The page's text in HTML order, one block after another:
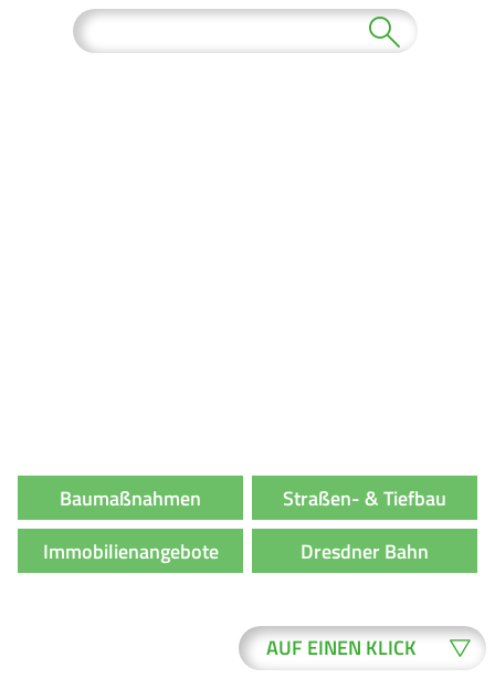
Baumaßnahmen
Straßen- & Tiefbau
Immobilienangebote
Dresdner Bahn
AUF EINEN KLICK